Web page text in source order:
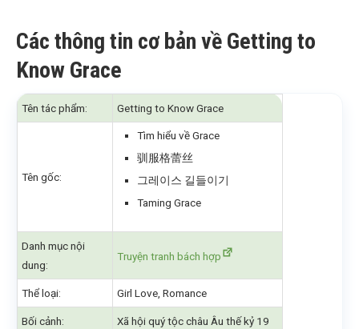
Các thông tin cơ bản về Getting to
Know Grace
Tên tác phẩm: Getting to Know Grace
Tên gốc:
Tìm hiểu về Grace
驯服格蕾丝
그레이스 길들이기
Taming Grace
Danh mục nội
dung:
Truyện tranh bách hợp
Thể loại: Girl Love, Romance
Bối cảnh: Xã hội quý tộc châu Âu thế kỷ 19